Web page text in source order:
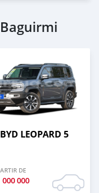
LEOPARD 5
DE
000 000